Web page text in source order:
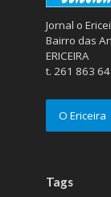
Jornal o
Bairro das
ERICEIRA
t. 261 863
O Ericeira
Tags